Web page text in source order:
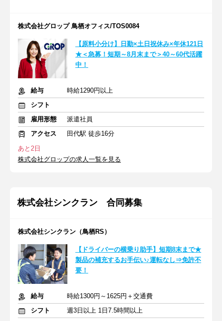
株式会社グロップ 鳥栖オフィス/TOS0084
【原料小分け】日勤×土日祝休み×年休121日
★＜急募！短期～8月末まで＞40～60代活躍
中！
給与
時給1290円以上
シフト
雇用形態
派遣社員
アクセス
田代駅 徒歩16分
あと2日
株式会社グロップの求人一覧を見る
株式会社シンクラン 合同募集
株式会社シンクラン（鳥栖RS）
【ドライバーの横乗り助手】短期8末まで★
製品の補充するお手伝い♪運転なし⇒免許不
要！
給与
時給1300円～1625円＋交通費
シフト
週3日以上 1日7.5時間以上